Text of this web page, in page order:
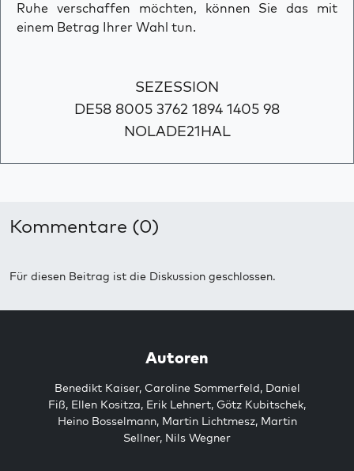
Ruhe verschaffen möchten, können Sie das mit
einem Betrag Ihrer Wahl tun.
SEZESSION
DE58 8005 3762 1894 1405 98
NOLADE21HAL
Kommentare (0)
Für diesen Beitrag ist die Diskussion geschlossen.
Autoren
Benedikt Kaiser, Caroline Sommerfeld, Daniel
Fiß, Ellen Kositza, Erik Lehnert, Götz Kubitschek,
Heino Bosselmann, Martin Lichtmesz, Martin
Sellner, Nils Wegner